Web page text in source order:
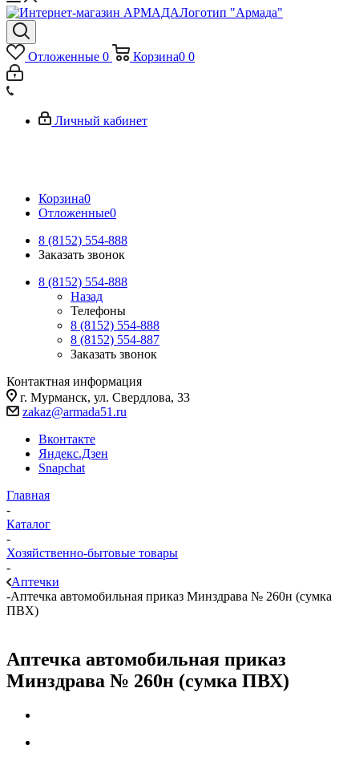
Логотип "Армада"
Отложенные 0 Корзина0 0
Личный кабинет
Корзина0
Отложенные0
8 (8152) 554-888
Заказать звонок
8 (8152) 554-888
Назад
Телефоны
8 (8152) 554-888
8 (8152) 554-887
Заказать звонок
Контактная информация
г. Мурманск, ул. Свердлова, 33
zakaz@armada51.ru
Вконтакте
Яндекс.Дзен
Snapchat
Главная
-
Каталог
-
Хозяйственно-бытовые товары
-
Аптечки
-Аптечка автомобильная приказ Минздрава № 260н (сумка
ПВХ)
Аптечка автомобильная приказ
Минздрава № 260н (сумка ПВХ)